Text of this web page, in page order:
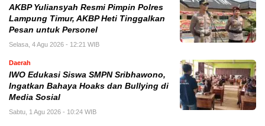
AKBP Yuliansyah Resmi Pimpin Polres
Lampung Timur, AKBP Heti Tinggalkan
Pesan untuk Personel
Selasa, 4 Agu 2026 - 12:21 WIB
Daerah
IWO Edukasi Siswa SMPN Sribhawono,
Ingatkan Bahaya Hoaks dan Bullying di
Media Sosial
Sabtu, 1 Agu 2026 - 10:24 WIB